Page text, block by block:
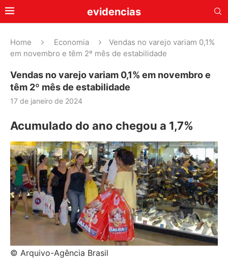
evidencias
Home Economia
Vendas no varejo variam 0,1%
em novembro e têm 2º mês de estabilidade
Vendas no varejo variam 0,1% em novembro e
têm 2º mês de estabilidade
17 de janeiro de 2024
Acumulado do ano chegou a 1,7%
© Arquivo-Agência Brasil